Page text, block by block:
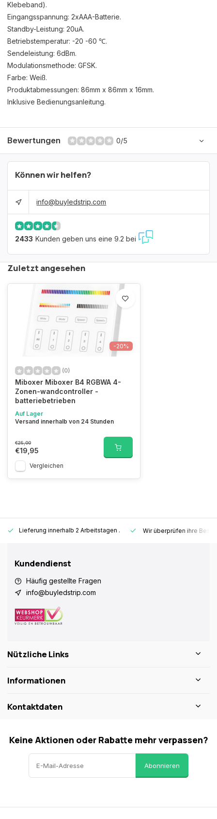
Klebeband).
Eingangsspannung: 2xAAA-Batterie.
Standby-Leistung: 20uA.
Betriebstemperatur: -20 -60 ℃.
Sendeleistung: 6dBm.
Modulationsmethode: GFSK.
Farbe: Weiß.
Produktabmessungen: 86mm x 86mm x 16mm.
Inklusive Bedienungsanleitung.
Bewertungen 0/5
Können wir helfen?
info@buyledstrip.com
2433 Kunden geben uns eine 9.2 bei
Zuletzt angesehen
-20%
(0)
Miboxer Miboxer B4 RGBWA 4-
Zonen-wandcontroller -
batteriebetrieben
Auf Lager
Versand innerhalb von 24 Stunden
€25,00
€19,95
Vergleichen
Lieferung innerhalb 2 Arbeitstagen . Wir überprüfen ihre
Kundendienst
Häufig gestellte Fragen
info@buyledstrip.com
Nützliche Links
Informationen
Kontaktdaten
Keine Aktionen oder Rabatte mehr verpassen?
Abonnieren